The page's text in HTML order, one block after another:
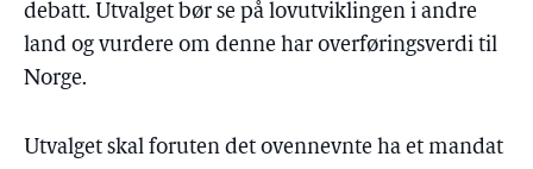
debatt. Utvalget bør se på lovutviklingen i andre
land og vurdere om denne har overføringsverdi til
Norge.
Utvalget skal foruten det ovennevnte ha et mandat